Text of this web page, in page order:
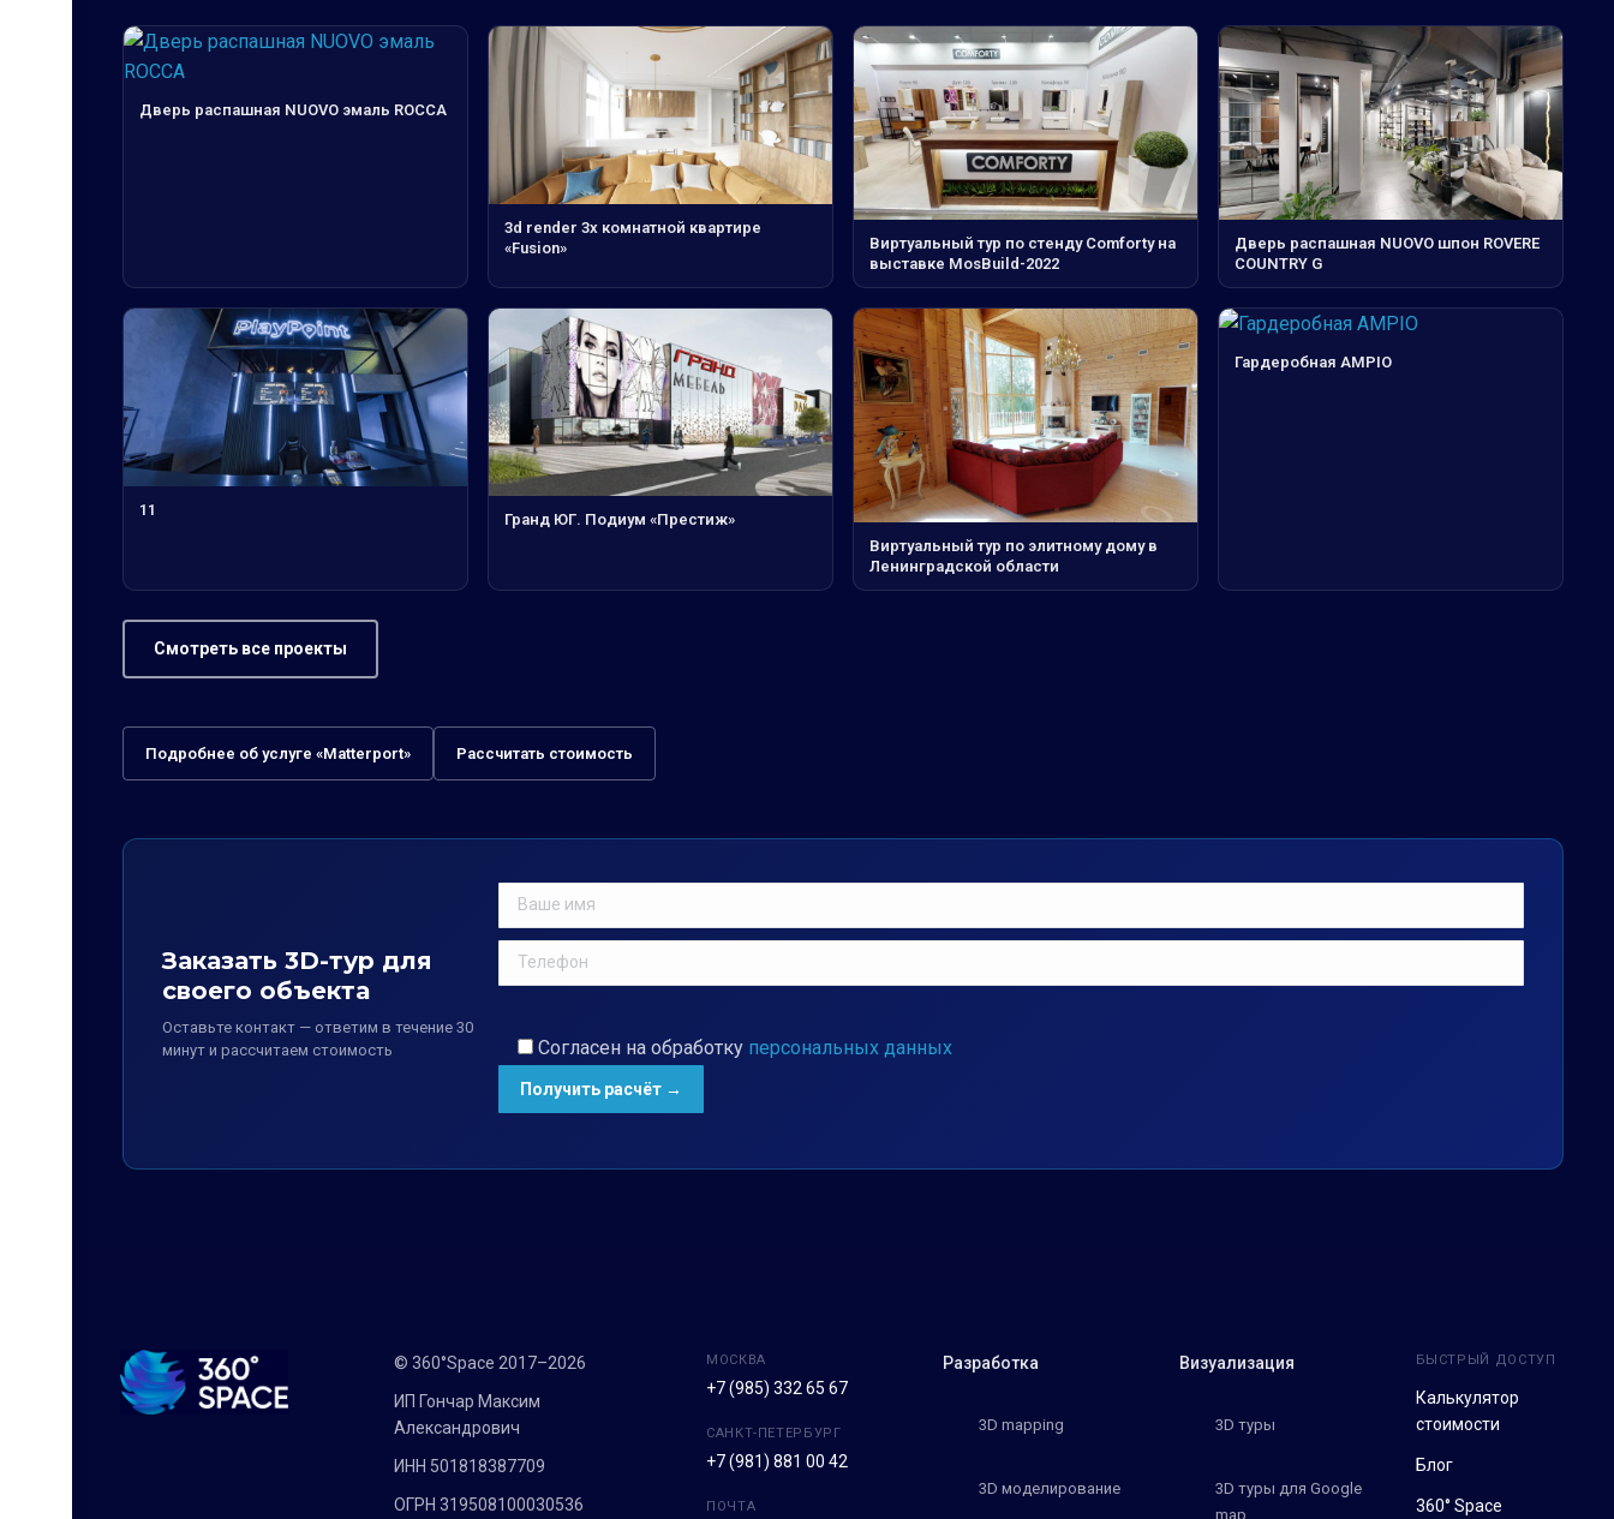
Дверь распашная NUOVO эмаль ROCCA
3d render 3х комнатной квартире
«Fusion»
Виртуальный тур по стенду Comforty на
выставке MosBuild-2022
Дверь распашная NUOVO шпон ROVERE
COUNTRY G
11
Гранд ЮГ. Подиум «Престиж»
Виртуальный тур по элитному дому в
Ленинградской области
Гардеробная AMPIO
Смотреть все проекты
Подробнее об услуге «Matterport» Рассчитать стоимость
Заказать 3D-тур для
своего объекта
Оставьте контакт — ответим в течение 30
минут и рассчитаем стоимость
Согласен на обработку персональных данных
© 360°Space 2017–2026
ИП Гончар Максим
Александрович
ИНН 501818387709
ОГРН 319508100030536
МОСКВА
+7 (985) 332 65 67
САНКТ-ПЕТЕРБУРГ
+7 (981) 881 00 42
ПОЧТА
Разработка
3D mapping
3D моделирование
Визуализация
3D туры
3D туры для Google
map
БЫСТРЫЙ ДОСТУП
Калькулятор
стоимости
Блог
360° Space